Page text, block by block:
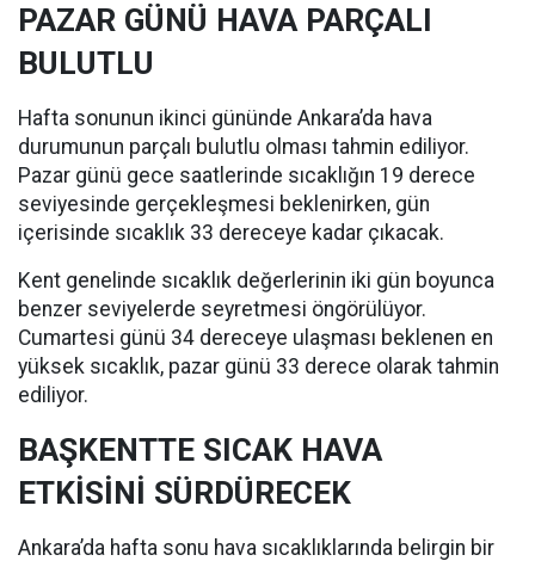
PAZAR GÜNÜ HAVA PARÇALI
BULUTLU
Hafta sonunun ikinci gününde Ankara’da hava
durumunun parçalı bulutlu olması tahmin ediliyor.
Pazar günü gece saatlerinde sıcaklığın 19 derece
seviyesinde gerçekleşmesi beklenirken, gün
içerisinde sıcaklık 33 dereceye kadar çıkacak.
Kent genelinde sıcaklık değerlerinin iki gün boyunca
benzer seviyelerde seyretmesi öngörülüyor.
Cumartesi günü 34 dereceye ulaşması beklenen en
yüksek sıcaklık, pazar günü 33 derece olarak tahmin
ediliyor.
BAŞKENTTE SICAK HAVA
ETKİSİNİ SÜRDÜRECEK
Ankara’da hafta sonu hava sıcaklıklarında belirgin bir